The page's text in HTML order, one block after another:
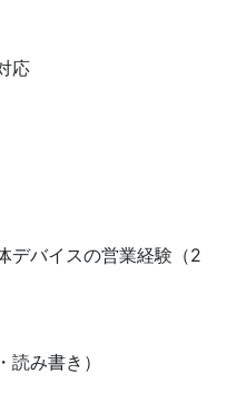
応
デバイスの営業経験（2
み書き）